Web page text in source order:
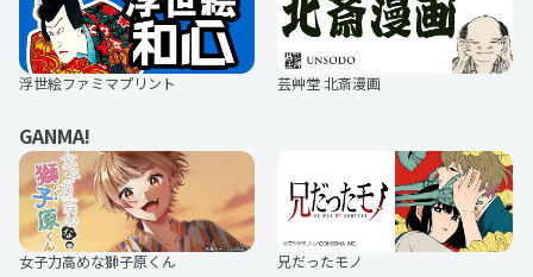
日本三國
夜月クラゲ すってんころりんご
クッピーラムネ・クピラムフレンズ
【古津軽】鳥居の鬼コカード
いちまさ（一正蒲鉾）
うるっとうるふ
みいるか
和歌山県PRキャラクター「きいちゃ
ん」
さのまる おりじなるぷりんと
お風呂シカ フロロ（奈良健康ランド
公式マスコットキャラクター♨）
浮世絵ファミマプリント 芸艸堂 北斎漫画
GANMA!
女子力高めな獅子原くん 兄だったモノ